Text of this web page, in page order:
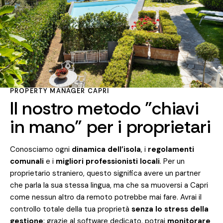
PROPERTY MANAGER CAPRI
Il nostro metodo "chiavi
in mano" per i proprietari
Conosciamo ogni dinamica dell’isola, i regolamenti
comunali e i migliori professionisti locali. Per un
proprietario straniero, questo significa avere un partner
che parla la sua stessa lingua, ma che sa muoversi a Capri
come nessun altro da remoto potrebbe mai fare. Avrai il
controllo totale della tua proprietà senza lo stress della